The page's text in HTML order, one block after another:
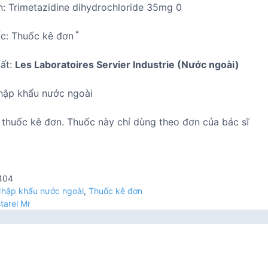
Trimetazidine dihydrochloride 35mg 0
Thuốc kê đơn *
Les Laboratoires Servier Industrie (Nước ngoài)
khẩu nước ngoài
kê đơn. Thuốc này chỉ dùng theo đơn của bác sĩ
khẩu nước ngoài, Thuốc kê đơn
Mr